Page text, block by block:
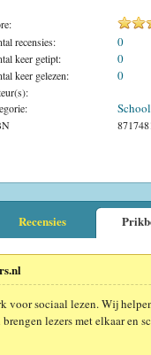
recensies:
0
keer getipt: 0
keer gelezen: 0
Recensies
voor sociaal lezen. Wij
lezers met elkaar en